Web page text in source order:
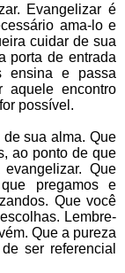
Evangelizar é
ama-lo e
cuidar de sua
porta de entrada
ensina e passa
aquele encontro
possível.
sua alma. Que
ao ponto de que
Que
pregamos e
Que você
Lembre-
Que a pureza
ser referencial